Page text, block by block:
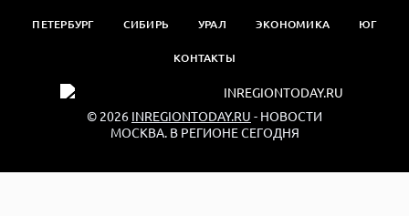
ПЕТЕРБУРГ СИБИРЬ УРАЛ ЭКОНОМИКА ЮГ
КОНТАКТЫ
© 2026 INREGIONTODAY.RU - НОВОСТИ
МОСКВА. В РЕГИОНЕ СЕГОДНЯ